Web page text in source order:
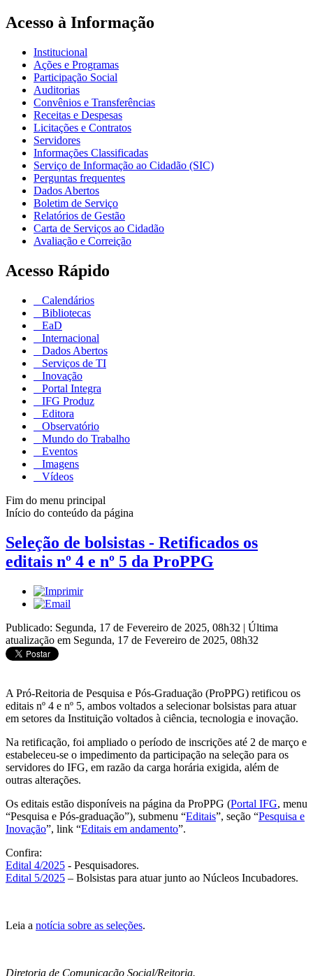
Acesso à Informação
Institucional
Ações e Programas
Participação Social
Auditorias
Convênios e Transferências
Receitas e Despesas
Licitações e Contratos
Servidores
Informações Classificadas
Serviço de Informação ao Cidadão (SIC)
Perguntas frequentes
Dados Abertos
Boletim de Serviço
Relatórios de Gestão
Carta de Serviços ao Cidadão
Avaliação e Correição
Acesso Rápido
Calendários
Bibliotecas
EaD
Internacional
Dados Abertos
Serviços de TI
Inovação
Portal Integra
IFG Produz
Editora
Observatório
Mundo do Trabalho
Eventos
Imagens
Vídeos
Fim do menu principal
Início do conteúdo da página
Seleção de bolsistas - Retificados os
editais nº 4 e nº 5 da ProPPG
Publicado: Segunda, 17 de Fevereiro de 2025, 08h32 | Última
atualização em Segunda, 17 de Fevereiro de 2025, 08h32
A Pró-Reitoria de Pesquisa e Pós-Graduação (ProPPG) retificou os
editais nº 4 e nº 5, ambos voltados a selecionar bolsistas para atuar
em setores da Instituição voltados à ciência, tecnologia e inovação.
Na retificação, foi ampliado o período de inscrições até 2 de março e
estabeleceu-se o impedimento da participação na seleção para os
servidores do IFG, em razão da carga horária exigida, além de
outras alterações.
Os editais estão disponíveis na página da ProPPG (Portal IFG, menu
“Pesquisa e Pós-graduação”), submenu “Editais”, seção “Pesquisa e
Inovação”, link “Editais em andamento”.
Confira:
Edital 4/2025 - Pesquisadores.
Edital 5/2025 – Bolsistas para atuar junto ao Núcleos Incubadores.
Leia a notícia sobre as seleções.
Diretoria de Comunicação Social/Reitoria.